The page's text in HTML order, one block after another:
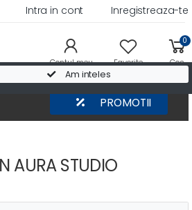
Am inteles
Intra in cont Inregistreaza-te
Contul meu Favorite
0
Cos
PROMOTII
AURA STUDIO